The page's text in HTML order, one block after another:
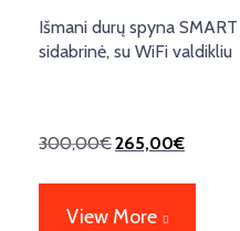
Išmani durų spyna
sidabrinė, su WiFi valdikliu
300,00€265,00€
View More